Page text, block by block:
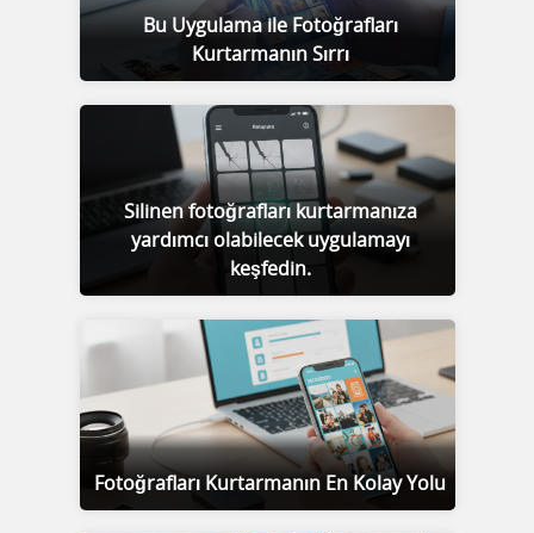
Bu Uygulama ile Fotoğrafları
Kurtarmanın Sırrı
Silinen fotoğrafları kurtarmanıza
yardımcı olabilecek uygulamayı
keşfedin.
Fotoğrafları Kurtarmanın En Kolay Yolu